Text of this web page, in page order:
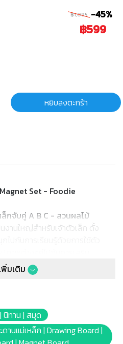
฿1,095 -45%
฿599
หยิบลงตะกร้า
Set - Foodie
กจับคู่ A B C - สวนผลไม้
งานใหญ่สำหรับเจ้าตัวเล็ก ดั้ง
ล่ะ! ให้พวกเขาได้สำรวจตัว
ท์ และเรียนรู้ชื่อภาพต่างๆ
กอบด้วยรูปภาพอาหารสีสัน
อมชื่ออาหารพิมพ์อยู่ข้างๆ
ตัวอักษรพิมพ์ใหญ่ A-Z ครบชุด
ำ 26ตัว
มเติม
นิทาน | สมุด
านแม่เหล็ก | Drawing Board |